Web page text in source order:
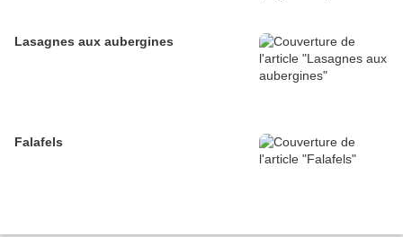
Lasagnes aux aubergines
Falafels